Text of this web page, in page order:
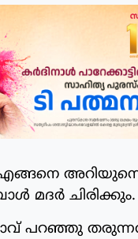
മദർ ചിരിക്കും.
പറഞ്ഞു